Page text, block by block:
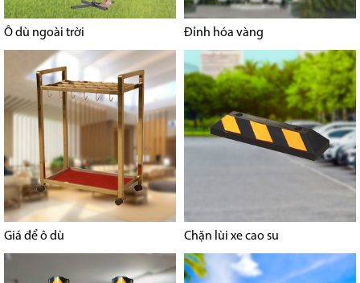
Ô dù ngoài trời Đỉnh hóa vàng
Giá để ô dù Chặn lùi xe cao su